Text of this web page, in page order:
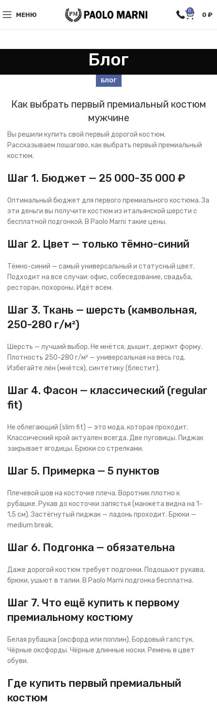
МЕНЮ
0
0 ₽
Блог
БЛОГ
Как выбрать первый премиальный костюм
мужчине
Вы решили купить свой первый дорогой костюм.
Рассказываем пошагово, как выбрать первый премиальный
костюм.
Шаг 1. Бюджет — 25 000-35 000 ₽
Оптимальный бюджет для первого премиального костюма. За
эти деньги вы получите костюм из итальянской шерсти с
бесплатной подгонкой. В Paolo Marni такие цены.
Шаг 2. Цвет — только тёмно-синий
Тёмно-синий — самый универсальный и статусный цвет.
Подходит на все случаи: офис, собеседование, свадьба,
ресторан, похороны. Идёт всем.
Шаг 3. Ткань — шерсть (камвольная,
250-280 г/м²)
Шерсть — лучший выбор. Не мнётся, дышит, держит форму.
Плотность 250-280 г/м² — универсальная на весь год.
Избегайте лён (мнётся), синтетику (блестит).
Шаг 4. Фасон — классический (regular
fit)
Не облегающий (slim fit) — это мода, которая проходит.
Классический крой актуален всегда. Две пуговицы. Пиджак
закрывает ягодицы. Брюки со стрелками.
Шаг 5. Примерка — 5 пунктов
Плечевой шов на косточке плеча. Воротник плотно к
рубашке. Рукав до косточки запястья (манжета видна на 1-
1,5 см). Застёгнутый пиджак — ладонь проходит. Брюки —
medium break.
Шаг 6. Подгонка — обязательна
Даже дорогой костюм требует подгонки. Подошьют рукава,
брюки, ушьют в талии. В Paolo Marni подгонка бесплатна.
Шаг 7. Что ещё купить к первому
премиальному костюму
Белая рубашка (оксфорд или поплин). Бордовый галстук.
Чёрные оксфорды. Чёрные длинные носки. Ремень в цвет
обуви.
Где купить первый премиальный
костюм